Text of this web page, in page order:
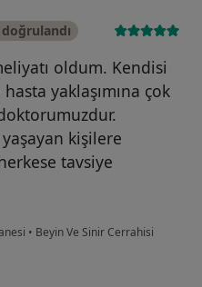
oldum. Kendisi
yaklaşımına çok
yaşayan kişilere
tavsiye
• Beyin Ve Sinir Cerrahisi